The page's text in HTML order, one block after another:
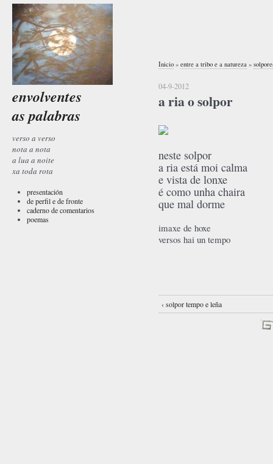
envolventes
as palabras
verso a verso
nota a nota
a lua a noite
xa toda rota
presentación
de perfil e de fronte
caderno de comentarios
poemas
Inicio » entre a tribo e a natureza »
04-9-2012
a ria o solpor
neste solpor
a ria está moi calma
e vista de lonxe
é como unha chaira
que mal dorme
imaxe de hoxe
versos hai un tempo
‹ solpor tempo e leña